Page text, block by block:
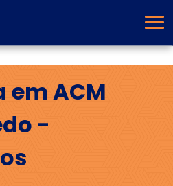
em ACM
-